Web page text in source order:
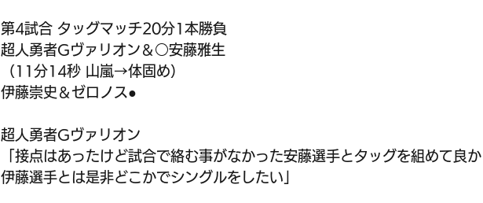
第4試合 タッグマッチ20分1本勝負
超人勇者Gヴァリオン＆○安藤雅生
（11分14秒 山嵐→体固め）
伊藤崇史＆ゼロノス●
超人勇者Gヴァリオン
「接点はあったけど試合で絡む事がなかった安藤選手とタッグを組めて良
伊藤選手とは是非どこかでシングルをしたい」